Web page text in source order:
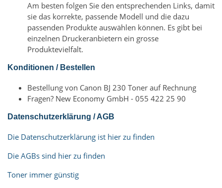
Am besten folgen Sie den entsprechenden Links, damit
sie das korrekte, passende Modell und die dazu
passenden Produkte auswählen können. Es gibt bei
einzelnen Druckeranbietern ein grosse
Produktevielfalt.
Konditionen / Bestellen
Bestellung von Canon BJ 230 Toner auf Rechnung
Fragen? New Economy GmbH - 055 422 25 90
Datenschutzerklärung / AGB
Die Datenschutzerklärung ist hier zu finden
Die AGBs sind hier zu finden
Toner immer günstig